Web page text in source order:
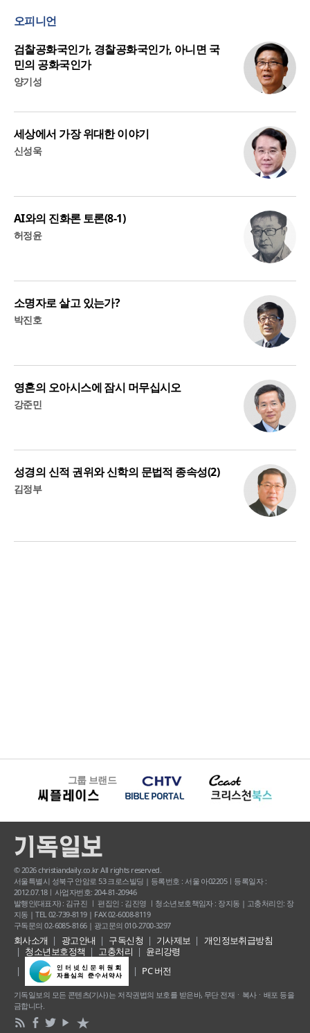
오피니언
검찰공화국인가, 경찰공화국인가, 아니면 국
민의 공화국인가
양기성
세상에서 가장 위대한 이야기
신성욱
AI와의 진화론 토론(8-1)
허정윤
소명자로 살고 있는가?
박진호
영혼의 오아시스에 잠시 머무십시오
강준민
성경의 신적 권위와 신학의 문법적 종속성(2)
김정부
그룹 브랜드
© 2026 christiandaily.co.kr All rights reserved.
서울특별시 성북구 안암로 53 크로스빌딩 | 등록번호 : 서울 아02205ㅣ등록일자 :
2012.07.18ㅣ사업자번호: 204-81-20946
발행인(대표자) : 김규진 ㅣ 편집인 : 김진영 ㅣ청소년보호책임자 : 장지동 | 고충처리인: 장
지동 | TEL 02-739-8119 | FAX 02-6008-8119
구독문의 02-6085-8166 | 광고문의 010-2700-3297
회사소개 광고안내 구독신청 기사제보
개인정보취급방침
청소년보호정책
고충처리
윤리강령
PC 버전
기독일보의 모든 콘텐츠(기사) 는 저작권법의 보호를 받은바, 무단 전재ㆍ복사ㆍ배포 등을
금합니다.